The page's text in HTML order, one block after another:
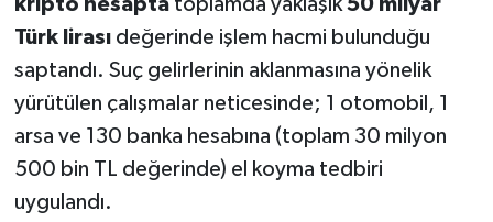
Türk lirasıdeğerinde işlem hacmi bulunduğu
saptandı. Suç gelirlerinin aklanmasına yönelik
yürütülen çalışmalar neticesinde; 1 otomobil, 1
arsa ve 130 banka hesabına (toplam 30 milyon
500 bin TL değerinde) el koyma tedbiri
uygulandı.